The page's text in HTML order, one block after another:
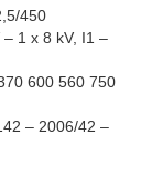
450
1 x 8 kV, I1 –
600 560 750
– 2006/42 –